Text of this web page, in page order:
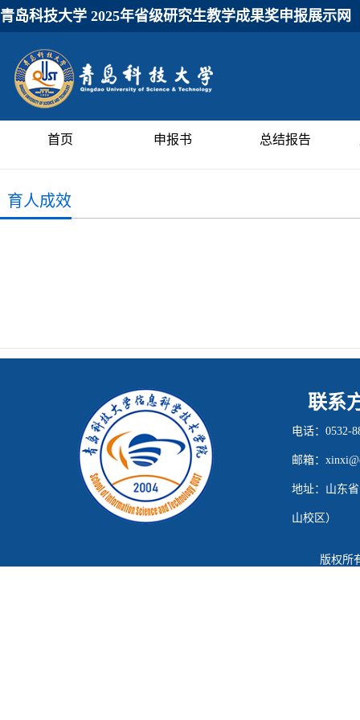
青岛科技大学 2025年省级研究生教学成果奖申报展示网
首页 申报书 总结报告
育人成效
联系
电话：0532-
邮箱：
地址：山东
山校区）
版权所